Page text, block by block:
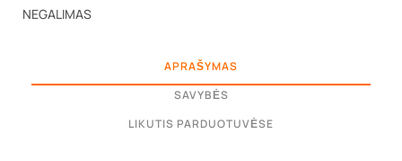
NEGALIMAS
APRAŠYMAS
SAVYBĖS
LIKUTIS PARDUOTUVĖSE